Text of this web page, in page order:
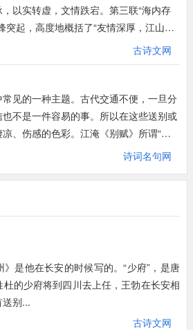
以实转虚，文情跌宕。第三联“海内存
突起，高度地概括了“友情深厚，江山难
的主题。全诗开合顿挫，气脉流通，意境
之气，音调明快爽朗，语言清新高远，
昔送别诗中悲苦缠绵之态，体现出诗人
旷达的胸怀。
。“阙”，是皇宫前面的望楼。“城阙”，指
指长安附近关中一带地方。秦末项羽曾
，意思是“以三秦为辅”。关中一带的茫茫
说的是送别的地点。“风烟望五津”。“五
为一段的岷江五个渡口。远远望去，
无际。这一句说的是杜少府要去的处
四川，这两个地方在诗人的感情上自然
离别，只描画出这两个地方的形势和风
了。诗人身在长安，连三秦之地也难以一
津是根本无法看到。超越常人的视力所
“黄河之水天上来，奔流到海不复回”，
峡口曲江头，万里风烟接素秋”，从三峡
古诗文网
见的一种主题。古代交通不便，一旦分
不是一件容易的事。所以在这些送别或
、伤感的色彩。江淹《别赋》所谓“黯
在古代确乎是这样的。但也不可一概而
样的一首好诗。
。14岁时应举及第，当了一名朝散郎，
唐高宗贬黜了。于是王勃便漫游蜀中，
罪，幸而遇赦，但官职还是丢掉了。他
令。他渡海省亲，不幸溺水而死。年仅
在长安的时候写的。“少府”，是唐代对
府将到四川去上任，王勃在长安相送，
诗词名句网
是他在长安的时候写的。“少府”，是唐
的少府将到四川去上任，王勃在长安相
别...
古诗文网